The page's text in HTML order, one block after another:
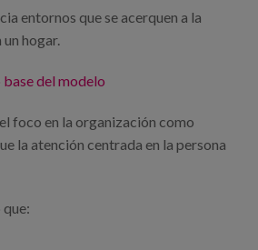
entornos que se acerquen a la
hogar.
del modelo
foco en la organización como
la atención centrada en la persona
que: